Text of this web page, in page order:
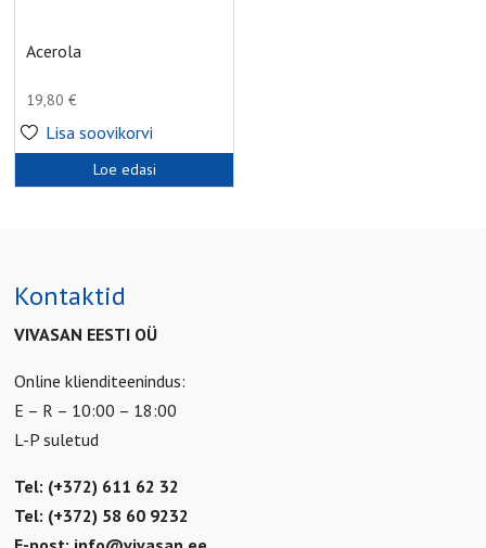
Acerola
19,80€
Lisa soovikorvi
Loe edasi
Kontaktid
VIVASAN EESTI OÜ
Online klienditeenindus:
E – R – 10:00 – 18:00
L-P suletud
Tel: (+372) 611 62 32
Tel: (+372) 58 60 9232